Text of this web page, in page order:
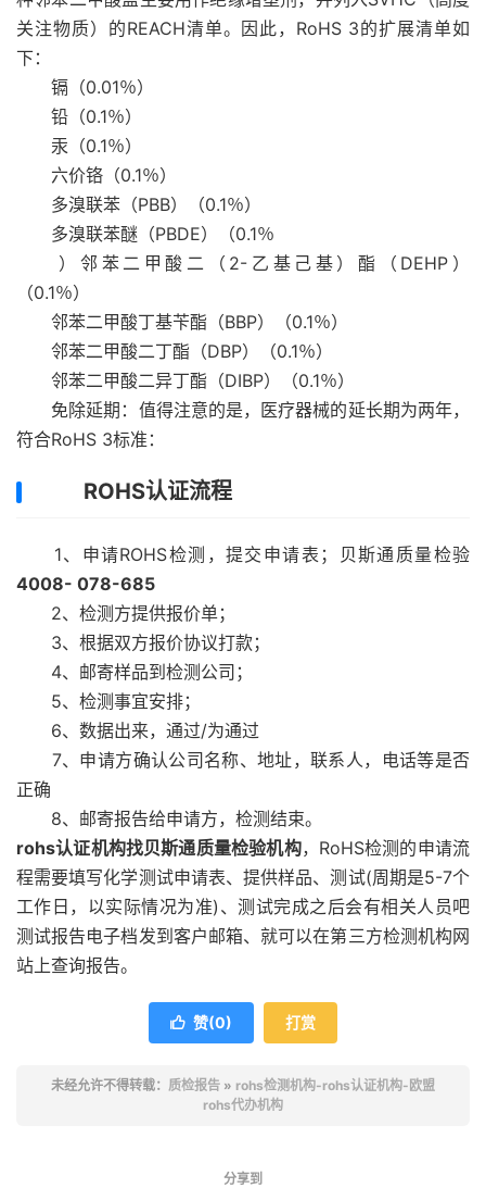
关注物质）的REACH清单。因此，RoHS 3的扩展清单如
下：
镉（0.01％）
铅（0.1％）
汞（0.1％）
六价铬（0.1％）
多溴联苯（PBB）（0.1％）
多溴联苯醚（PBDE）（0.1％
）邻苯二甲酸二（2-乙基己基）酯（DEHP）
（0.1％）
邻苯二甲酸丁基苄酯（BBP）（0.1％）
邻苯二甲酸二丁酯（DBP）（0.1％）
邻苯二甲酸二异丁酯（DIBP）（0.1％）
免除延期：值得注意的是，医疗器械的延长期为两年，
符合RoHS 3标准：
ROHS认证流程
1、申请ROHS检测，提交申请表；贝斯通质量检验
4008- 078-685
2、检测方提供报价单；
3、根据双方报价协议打款；
4、邮寄样品到检测公司；
5、检测事宜安排；
6、数据出来，通过/为通过
7、申请方确认公司名称、地址，联系人，电话等是否
正确
8、邮寄报告给申请方，检测结束。
rohs认证机构找贝斯通质量检验机构，RoHS检测的申请流
程需要填写化学测试申请表、提供样品、测试(周期是5-7个
工作日，以实际情况为准)、测试完成之后会有相关人员吧
测试报告电子档发到客户邮箱、就可以在第三方检测机构网
站上查询报告。
 赞(0) 打赏
未经允许不得转载： 质检报告 » rohs检测机构-rohs认证机构-欧盟
rohs代办机构
分享到